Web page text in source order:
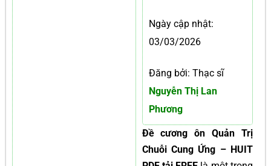
Ngày cập nhật:
03/03/2026
Đăng bởi: Thạc sĩ
Nguyễn Thị Lan
Phương
Đề cương ôn Quản Trị
Chuỗi Cung Ứng – HUIT